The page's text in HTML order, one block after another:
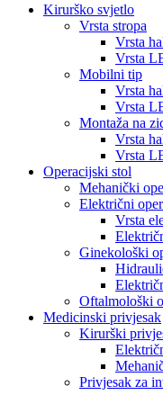
Kirurško svjetlo
Vrsta stropa
Vrsta
Vrsta
Mobilni tip
Vrsta
Vrsta
Montaža na
Vrsta
Vrsta
Operacijski stol
Mehanički
Električni
Vrsta
Ginekološki
Oftalmološki
Medicinski privjesak
Kirurški
Privjesak za